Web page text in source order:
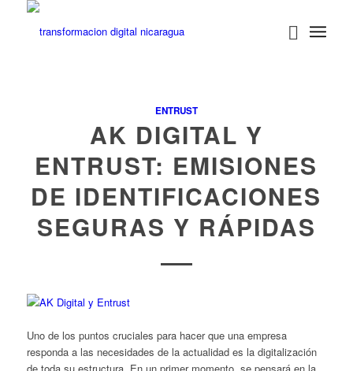
ENTRUST
AK DIGITAL Y
ENTRUST: EMISIONES
DE IDENTIFICACIONES
SEGURAS Y RÁPIDAS
Uno de los puntos cruciales para hacer que una empresa
responda a las necesidades de la actualidad es la digitalización